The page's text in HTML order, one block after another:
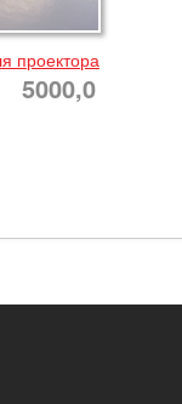
проектора
5000,0